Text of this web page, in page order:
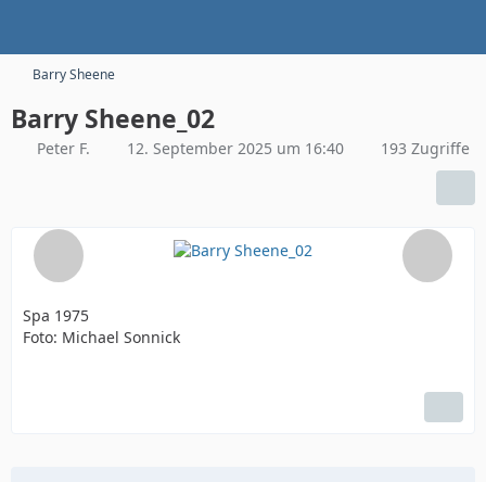
Barry Sheene
Barry Sheene_02
Peter F. 12. September 2025 um 16:40 193 Zugriffe
Spa 1975
Foto: Michael Sonnick